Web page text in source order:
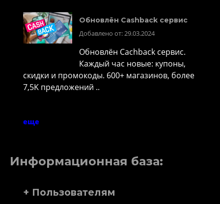
Обновлён Cashback сервис
Добавлено от: 29.03.2024
Обновлён Cachback сервис.
Каждый час новые: купоны,
скидки и промокоды. 600+ магазинов, более
7,5K предложений ..
еще
Информационная база:
+ Пользователям